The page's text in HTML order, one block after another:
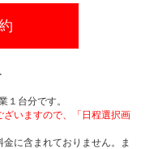
１台分です。
いますので、「日程選択画
に含まれておりません。ま